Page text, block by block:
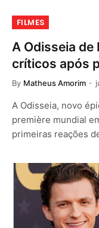
FILMES
A Odisseia de
críticos após
By Matheus Amorim
A Odisseia, novo
première mundial
primeiras reações